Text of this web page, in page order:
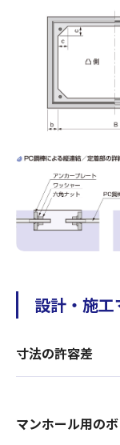
設計・施
寸法の許容差
マンホール用の